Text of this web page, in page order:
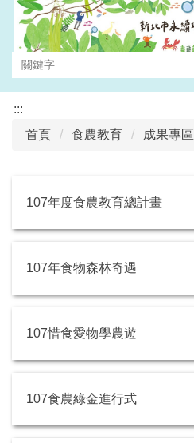
主
內
容
:::
首頁
食農教育 成果專區
107年度食農教育總計畫
107年食物森林奇遇
107惜食愛物學農遊
107食農綠金進行式